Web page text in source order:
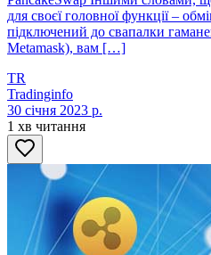
для своєї головної функції –
підключений до свапалки
Metamask), вам […]
TR
Tradinginfo
30 січня 2023 р.
1 хв читання